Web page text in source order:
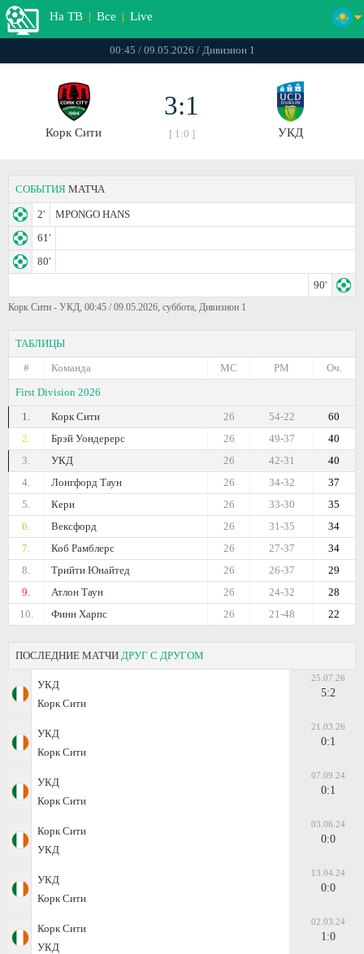
На ТВ | Все | Live
00:45 / 09.05.2026 / Дивизион 1
Корк Сити
3:1
[ 1:0 ] УКД
СОБЫТИЯ МАТЧА
2'
MPONGO HANS
61'
80'
90'
Корк Сити - УКД, 00:45 / 09.05.2026, суббота, Дивизион 1
ТАБЛИЦЫ
#
Команда Оч.
РМ
МС
First Division 2026
1.
Корк Сити 60
54-22
26
2.
Брэй Уондерерс 40
49-37
26
3.
УКД 40
42-31
26
4.
Лонгфорд Таун 37
34-32
26
5.
Кери 35
33-30
26
6.
Вексфорд 34
31-35
26
7.
Коб Рамблерс 34
27-37
26
8.
Трийти Юнайтед 29
26-37
26
9.
Атлон Таун 28
24-32
26
10.
Финн Харпс 22
21-48
26
ПОСЛЕДНИЕ МАТЧИ ДРУГ С ДРУГОМ
УКД
Корк Сити
25.07.26
5:2
УКД
Корк Сити
21.03.26
0:1
УКД
Корк Сити
07.09.24
0:1
Корк Сити
УКД
03.06.24
0:0
УКД
Корк Сити
13.04.24
0:0
Корк Сити
УКД
02.03.24
1:0